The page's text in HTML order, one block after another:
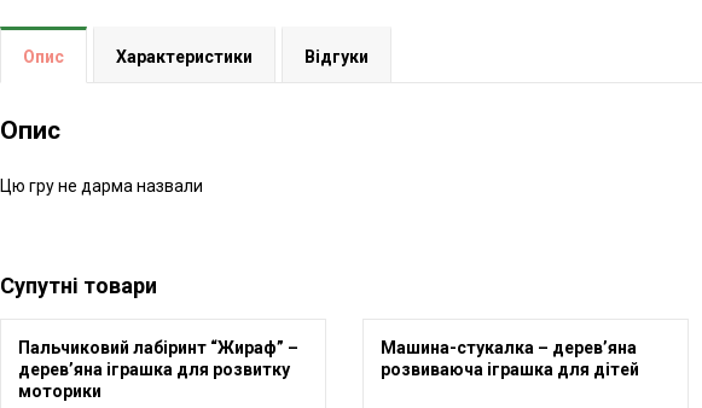
Опис Характеристики Відгуки
Опис
Цю гру не дарма назвали
Супутні товари
Пальчиковий лабіринт “Жираф” –
дерев’яна іграшка для розвитку
моторики
Машина-стукалка – дерев’яна
розвиваюча іграшка для дітей